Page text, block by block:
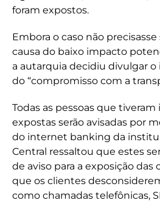
foram expostos.
Embora o caso não
causa do baixo impacto
a autarquia decidiu divulgar
do “compromisso com a
Todas as pessoas que
expostas serão avisadas por
do internet banking da
Central ressaltou que estes
de aviso para a exposição das
que os clientes
como chamadas telefônicas,